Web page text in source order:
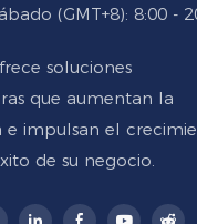
(GMT+8): 8:00 -
soluciones
que aumentan la
e impulsan el
de su negocio.